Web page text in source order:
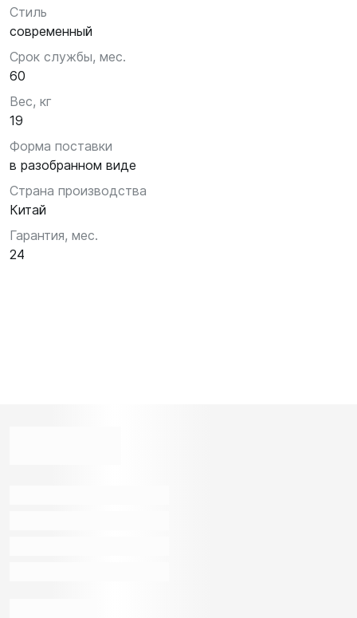
Стиль
современный
Срок службы, мес.
60
Вес, кг
19
Форма поставки
в разобранном виде
Страна производства
Китай
Гарантия, мес.
24